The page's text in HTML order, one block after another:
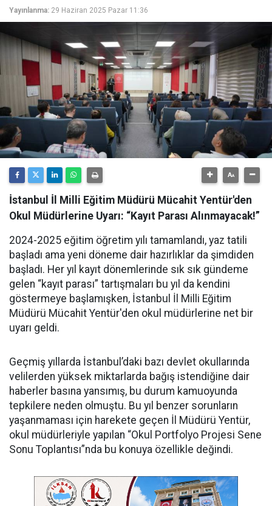
Yayınlanma: 29 Haziran 2025 Pazar 11:36
İstanbul İl Milli Eğitim Müdürü Mücahit Yentür'den
Okul Müdürlerine Uyarı: “Kayıt Parası Alınmayacak!”
2024-2025 eğitim öğretim yılı tamamlandı, yaz tatili
başladı ama yeni döneme dair hazırlıklar da şimdiden
başladı. Her yıl kayıt dönemlerinde sık sık gündeme
gelen “kayıt parası” tartışmaları bu yıl da kendini
göstermeye başlamışken, İstanbul İl Milli Eğitim
Müdürü Mücahit Yentür'den okul müdürlerine net bir
uyarı geldi.
Geçmiş yıllarda İstanbul’daki bazı devlet okullarında
velilerden yüksek miktarlarda bağış istendiğine dair
haberler basına yansımış, bu durum kamuoyunda
tepkilere neden olmuştu. Bu yıl benzer sorunların
yaşanmaması için harekete geçen İl Müdürü Yentür,
okul müdürleriyle yapılan “Okul Portfolyo Projesi Sene
Sonu Toplantısı”nda bu konuya özellikle değindi.